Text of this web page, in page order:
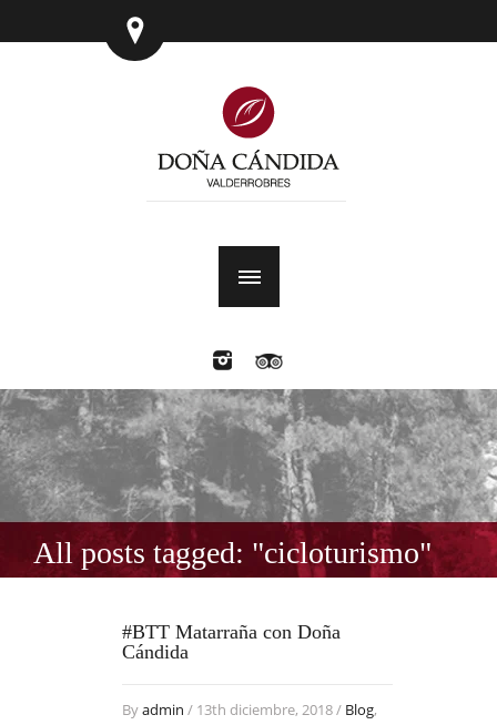
All posts tagged: "cicloturismo"
#BTT Matarraña con Doña
Cándida
Byadmin / 13th diciembre, 2018 / Blog,